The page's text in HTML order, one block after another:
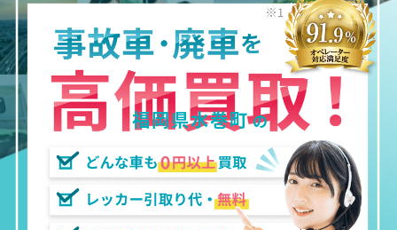
福岡県水巻町の